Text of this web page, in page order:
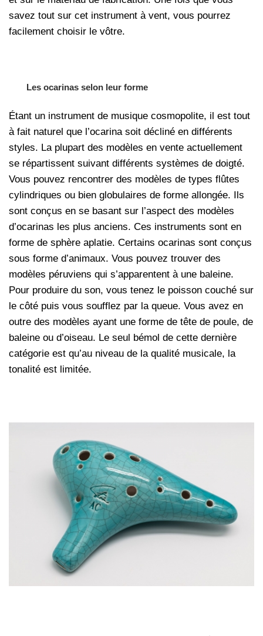
savez tout sur cet instrument à vent, vous pourrez
facilement choisir le vôtre.
Les ocarinas selon leur forme
Étant un instrument de musique cosmopolite, il est tout
à fait naturel que l’ocarina soit décliné en différents
styles. La plupart des modèles en vente actuellement
se répartissent suivant différents systèmes de doigté.
Vous pouvez rencontrer des modèles de types flûtes
cylindriques ou bien globulaires de forme allongée. Ils
sont conçus en se basant sur l’aspect des modèles
d’ocarinas les plus anciens. Ces instruments sont en
forme de sphère aplatie. Certains ocarinas sont conçus
sous forme d’animaux. Vous pouvez trouver des
modèles péruviens qui s’apparentent à une baleine.
Pour produire du son, vous tenez le poisson couché sur
le côté puis vous soufflez par la queue. Vous avez en
outre des modèles ayant une forme de tête de poule, de
baleine ou d’oiseau. Le seul bémol de cette dernière
catégorie est qu’au niveau de la qualité musicale, la
tonalité est limitée.